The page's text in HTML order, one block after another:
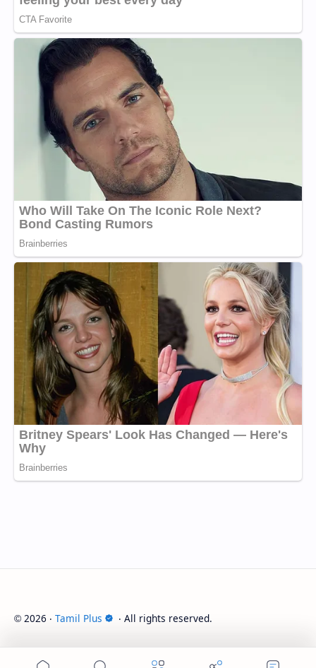
© 2026 ‧ Tamil Plus ‧ All rights reserved.